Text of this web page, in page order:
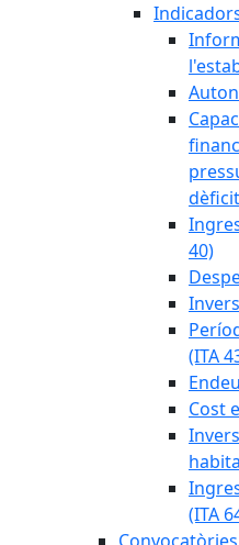
40)
(ITA
Cost
(ITA